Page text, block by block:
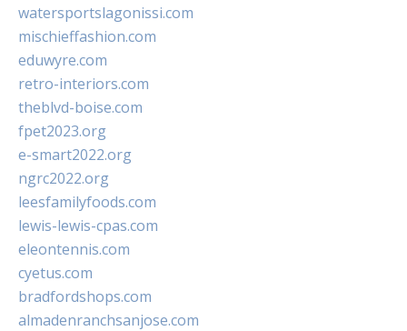
watersportslagonissi.com
mischieffashion.com
eduwyre.com
retro-interiors.com
theblvd-boise.com
fpet2023.org
e-smart2022.org
ngrc2022.org
leesfamilyfoods.com
lewis-lewis-cpas.com
eleontennis.com
cyetus.com
bradfordshops.com
almadenranchsanjose.com